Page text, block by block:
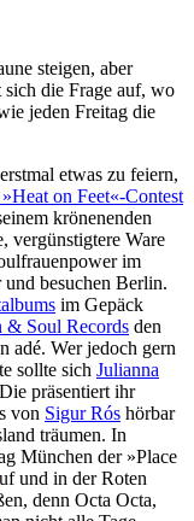
steigen, aber
sich die Frage auf, wo
jeden Freitag die
erstmal etwas zu feiern,
on Feet«-Contest
krönenenden
vergünstigtere Ware
im
besuchen Berlin.
im Gepäck
& Soul Records den
adé. Wer jedoch gern
sollte sich Julianna
präsentiert ihr
von Sigur Rós hörbar
träumen. In
München der »Place
und in der Roten
denn Octa Octa,